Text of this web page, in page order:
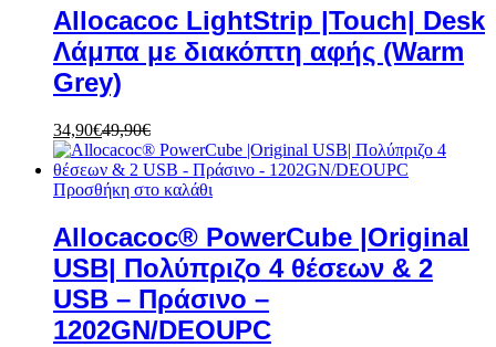
Allocacoc LightStrip |Touch| Desk
Λάμπα με διακόπτη αφής (Warm
Grey)
34,90€49,90€
Προσθήκη στο καλάθι
Allocacoc® PowerCube |Original
USB| Πολύπριζο 4 θέσεων & 2
USB – Πράσινο –
1202GN/DEOUPC